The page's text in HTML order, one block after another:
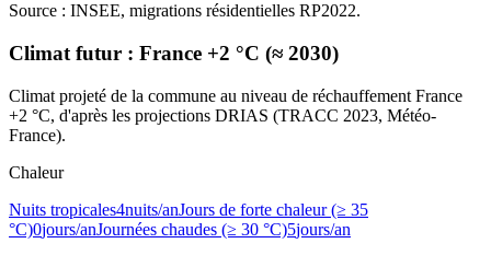
Source : INSEE, migrations résidentielles RP2022.
Climat futur : France +2 °C (≈ 2030)
Climat projeté de la commune au niveau de réchauffement France
+2 °C, d'après les projections DRIAS (TRACC 2023, Météo-
France).
Chaleur
Nuits tropicales4nuits/anJours de forte chaleur (≥ 35
°C)0jours/anJournées chaudes (≥ 30 °C)5jours/an